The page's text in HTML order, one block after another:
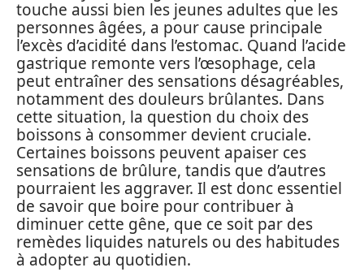
touche aussi bien les jeunes adultes que les
personnes âgées, a pour cause principale
l’excès d’acidité dans l’estomac. Quand l’acide
gastrique remonte vers l’œsophage, cela
peut entraîner des sensations désagréables,
notamment des douleurs brûlantes. Dans
cette situation, la question du choix des
boissons à consommer devient cruciale.
Certaines boissons peuvent apaiser ces
sensations de brûlure, tandis que d’autres
pourraient les aggraver. Il est donc essentiel
de savoir que boire pour contribuer à
diminuer cette gêne, que ce soit par des
remèdes liquides naturels ou des habitudes
à adopter au quotidien.